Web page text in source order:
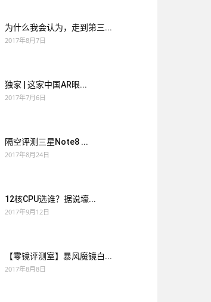
为什么我会认为，走到第三...
2017年8月7日
独家 | 这家中国AR眼...
2017年7月6日
隔空评测三星Note8 ...
2017年8月24日
12核CPU选谁？据说壕...
2017年9月12日
【零镜评测室】暴风魔镜白...
2017年8月8日